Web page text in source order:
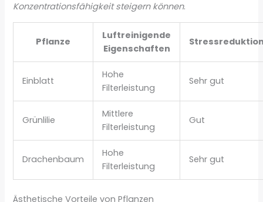
Konzentrationsfähigkeit steigern können.
Pflanze
Luftreinigende
Eigenschaften
Einblatt
Hohe
Filterleistung
Sehr gut
Grünlilie
Mittlere
Filterleistung
Gut
Drachenbaum
Hohe
Filterleistung
Sehr gut
Ästhetische Vorteile von Pflanzen